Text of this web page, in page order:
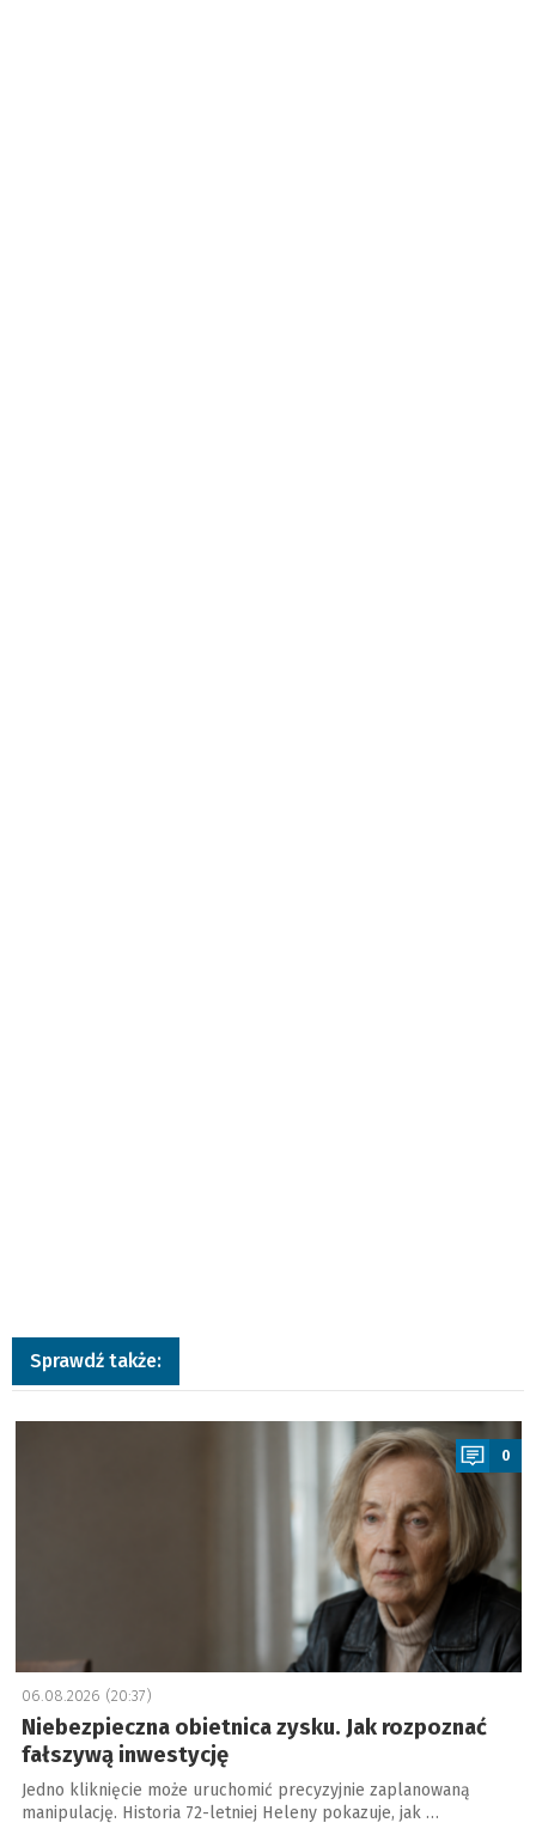
Sprawdź także:
a
0
06.08.2026 (20:37)
Niebezpieczna obietnica zysku. Jak rozpoznać
fałszywą inwestycję
Jedno kliknięcie może uruchomić precyzyjnie zaplanowaną
manipulację. Historia 72-letniej Heleny pokazuje, jak …